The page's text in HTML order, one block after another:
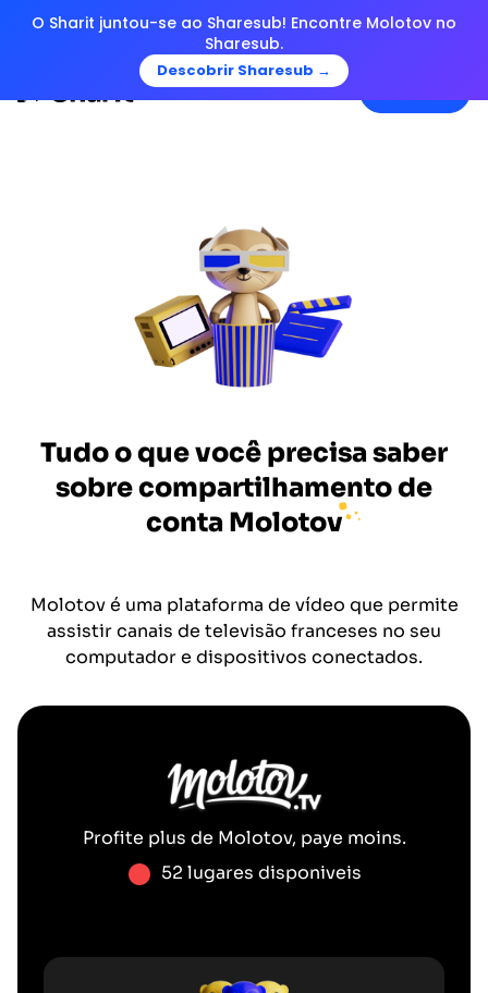
O Sharit juntou-se ao Sharesub! Encontre Molotov no
Sharesub.
Descobrir Sharesub →
Tudo o que você precisa saber
sobre compartilhamento de
conta Molotov
Molotov é uma plataforma de vídeo que permite
assistir canais de televisão franceses no seu
computador e dispositivos conectados.
Profite plus de Molotov, paye moins.
52 lugares disponiveis